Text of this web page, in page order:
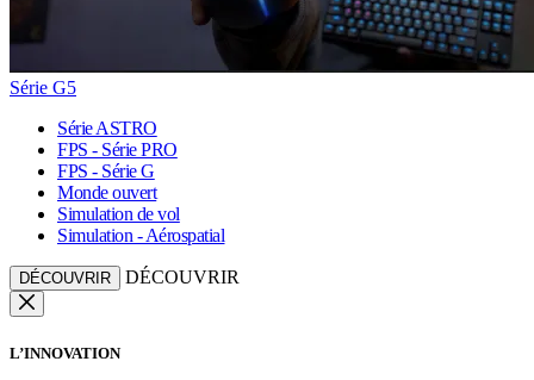
Série G5
Série ASTRO
FPS - Série PRO
FPS - Série G
Monde ouvert
Simulation de vol
Simulation - Aérospatial
DÉCOUVRIR DÉCOUVRIR
L’INNOVATION